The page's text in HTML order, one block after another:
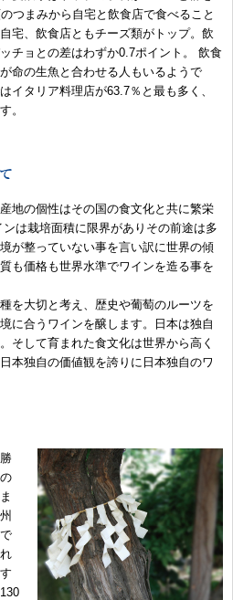
つまみから自宅と飲食店で食べること
宅、飲食店ともチーズ類がトップ。飲
チョとの差はわずか0.7ポイント。 飲食
命の生魚と合わせる人もいるようで
イタリア料理店が63.7％と最も多く、
。
地の個性はその国の食文化と共に繁栄
は栽培面積に限界がありその前途は多
が整っていない事を言い訳に世界の傾
も価格も世界水準でワインを造る事を
を大切と考え、歴史や葡萄のルーツを
に合うワインを醸します。日本は独自
そして育まれた食文化は世界から高く
本独自の価値観を誇りに日本独自のワ